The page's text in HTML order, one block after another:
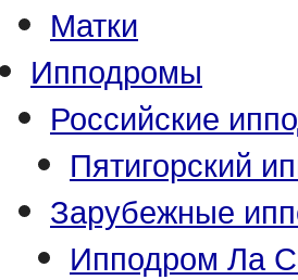
Матки
Ипподромы
Российские
Пятигорский
Зарубежные
Ипподром Ла